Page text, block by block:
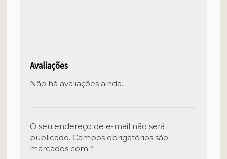
Avaliações
Não há avaliações ainda.
O seu endereço de e-mail não será
publicado. Campos obrigatórios são
marcados com *